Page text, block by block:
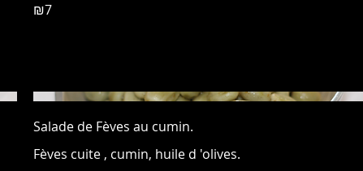
₪7
Salade de Fèves au cumin.
Fèves cuite , cumin, huile d 'olives.